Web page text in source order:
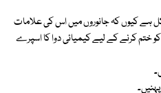
ہے کیوں کہ جانوروں میں اس کی علامات
کو ختم کرنے کے لیے کیمیائی دوا کا اسپرے